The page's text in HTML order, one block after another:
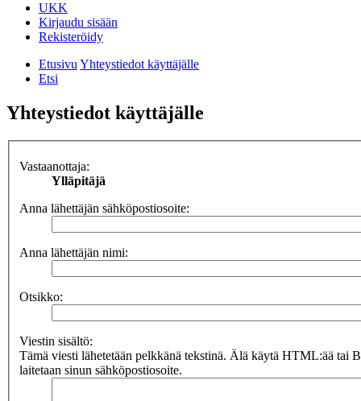
UKK
Kirjaudu sisään
Rekisteröidy
EtusivuYhteystiedot käyttäjälle
Etsi
Yhteystiedot käyttäjälle
Vastaanottaja:
Ylläpitäjä
Anna lähettäjän sähköpostiosoite:
Anna lähettäjän nimi:
Otsikko:
Viestin sisältö:
Tämä viesti lähetetään pelkkänä tekstinä. Älä käytä HTML:ää tai
laitetaan sinun sähköpostiosoite.